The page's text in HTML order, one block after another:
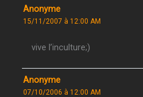
Anonyme
15/11/2007 à 12:00 AM
vive l’inculture;)
Anonyme
07/10/2006 à 12:00 AM